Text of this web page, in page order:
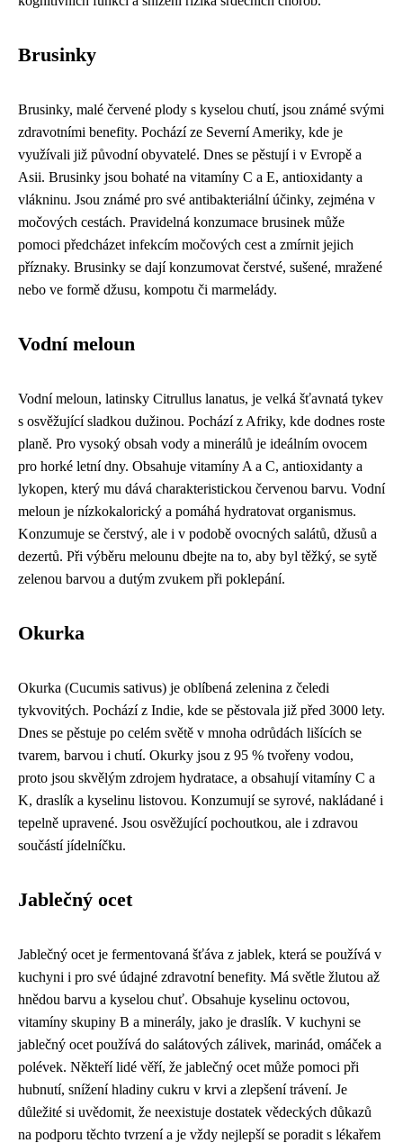
Brusinky
Brusinky, malé červené plody s kyselou chutí, jsou známé svými
zdravotními benefity. Pochází ze Severní Ameriky, kde je
využívali již původní obyvatelé. Dnes se pěstují i v Evropě a
Asii. Brusinky jsou bohaté na vitamíny C a E, antioxidanty a
vlákninu. Jsou známé pro své antibakteriální účinky, zejména v
močových cestách. Pravidelná konzumace brusinek může
pomoci předcházet infekcím močových cest a zmírnit jejich
příznaky. Brusinky se dají konzumovat čerstvé, sušené, mražené
nebo ve formě džusu, kompotu či marmelády.
Vodní meloun
Vodní meloun, latinsky Citrullus lanatus, je velká šťavnatá tykev
s osvěžující sladkou dužinou. Pochází z Afriky, kde dodnes roste
planě. Pro vysoký obsah vody a minerálů je ideálním ovocem
pro horké letní dny. Obsahuje vitamíny A a C, antioxidanty a
lykopen, který mu dává charakteristickou červenou barvu. Vodní
meloun je nízkokalorický a pomáhá hydratovat organismus.
Konzumuje se čerstvý, ale i v podobě ovocných salátů, džusů a
dezertů. Při výběru melounu dbejte na to, aby byl těžký, se sytě
zelenou barvou a dutým zvukem při poklepání.
Okurka
Okurka (Cucumis sativus) je oblíbená zelenina z čeledi
tykvovitých. Pochází z Indie, kde se pěstovala již před 3000 lety.
Dnes se pěstuje po celém světě v mnoha odrůdách lišících se
tvarem, barvou i chutí. Okurky jsou z 95 % tvořeny vodou,
proto jsou skvělým zdrojem hydratace, a obsahují vitamíny C a
K, draslík a kyselinu listovou. Konzumují se syrové, nakládané i
tepelně upravené. Jsou osvěžující pochoutkou, ale i zdravou
součástí jídelníčku.
Jablečný ocet
Jablečný ocet je fermentovaná šťáva z jablek, která se používá v
kuchyni i pro své údajné zdravotní benefity. Má světle žlutou až
hnědou barvu a kyselou chuť. Obsahuje kyselinu octovou,
vitamíny skupiny B a minerály, jako je draslík. V kuchyni se
jablečný ocet používá do salátových zálivek, marinád, omáček a
polévek. Někteří lidé věří, že jablečný ocet může pomoci při
hubnutí, snížení hladiny cukru v krvi a zlepšení trávení. Je
důležité si uvědomit, že neexistuje dostatek vědeckých důkazů
na podporu těchto tvrzení a je vždy nejlepší se poradit s lékařem